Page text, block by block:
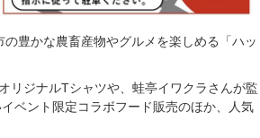
豊かな農畜産物やグルメを楽しめる「ハッ
リジナルTシャツや、蛙亭イワクラさんが監
ベント限定コラボフード販売のほか、人気